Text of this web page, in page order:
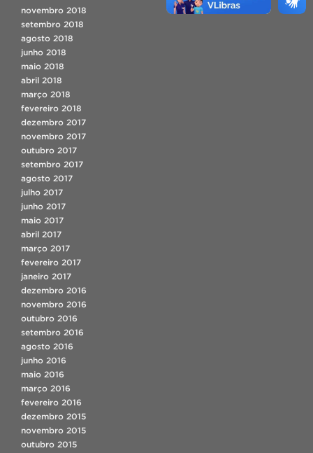
novembro 2018
setembro 2018
agosto 2018
junho 2018
maio 2018
abril 2018
março 2018
fevereiro 2018
dezembro 2017
novembro 2017
outubro 2017
setembro 2017
agosto 2017
julho 2017
junho 2017
maio 2017
abril 2017
março 2017
fevereiro 2017
janeiro 2017
dezembro 2016
novembro 2016
outubro 2016
setembro 2016
agosto 2016
junho 2016
maio 2016
março 2016
fevereiro 2016
dezembro 2015
novembro 2015
outubro 2015